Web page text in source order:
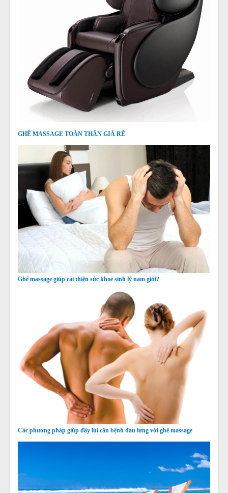
GHẾ MASSAGE TOÀN THÂN GIÁ RẺ
Ghế massage giúp cải thiện sức khoẻ sinh lý nam giới?
Các phương pháp giúp đẩy lùi căn bệnh đau lưng với ghế massage